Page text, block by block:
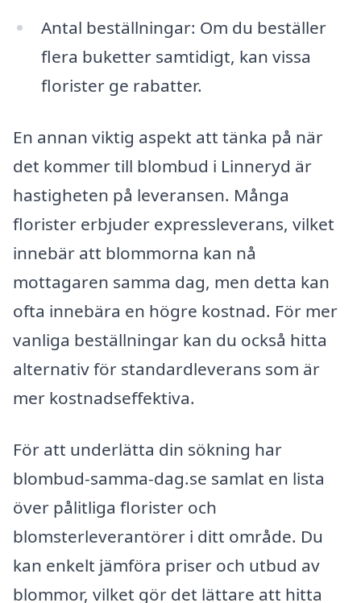
Antal beställningar: Om du beställer
flera buketter samtidigt, kan vissa
florister ge rabatter.
En annan viktig aspekt att tänka på när
det kommer till blombud i Linneryd är
hastigheten på leveransen. Många
florister erbjuder expressleverans, vilket
innebär att blommorna kan nå
mottagaren samma dag, men detta kan
ofta innebära en högre kostnad. För mer
vanliga beställningar kan du också hitta
alternativ för standardleverans som är
mer kostnadseffektiva.
För att underlätta din sökning har
blombud-samma-dag.se samlat en lista
över pålitliga florister och
blomsterleverantörer i ditt område. Du
kan enkelt jämföra priser och utbud av
blommor, vilket gör det lättare att hitta